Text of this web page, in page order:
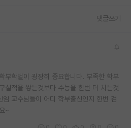
댓글쓰기
부학벌이 굉장히 중요합니다. 부족한 학부
실적을 쌓는것보다 수능을 한번 더 치는것
교수님들이 어디 학부출신인지 한번 검
~